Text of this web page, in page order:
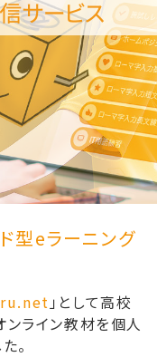
型eラーニング
」として高校
ライン教材を個人
。